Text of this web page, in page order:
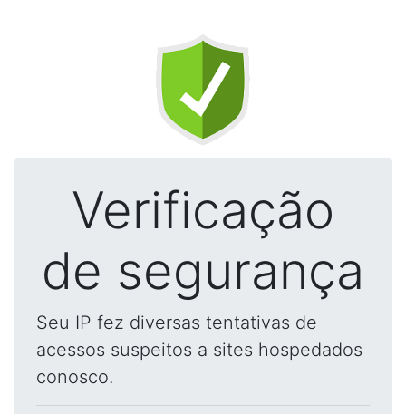
Verificação
de segurança
Seu IP fez diversas tentativas de
acessos suspeitos a sites hospedados
conosco.